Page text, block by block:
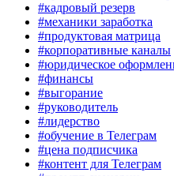
#кадровый резерв
#механики заработка
#продуктовая матрица
#корпоративные каналы
#юридическое
#финансы
#выгорание
#руководитель
#лидерство
#обучение в Телеграм
#цена подписчика
#контент для Телеграм